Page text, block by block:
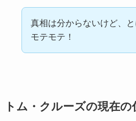
真相は分からないけど、と
モテモテ！
トム・クルーズの現在